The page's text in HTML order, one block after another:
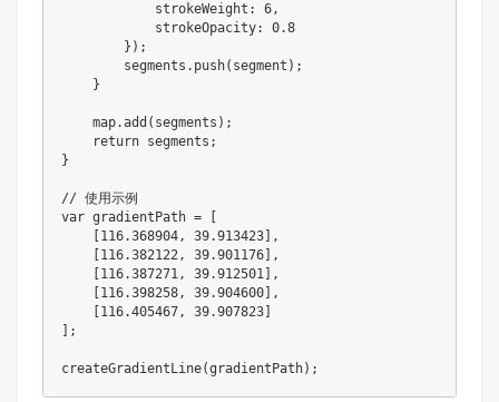
            strokeWeight
: 6,
            strokeOpacity
:
0.8
} ) ;
        segments
. push( segment ) ;
}
    map
.add ( segments ) ;
return segments ;
}
// 使用示例
var gradientPath =
116.368904, 39.913423
,
116.382122, 39.901176
,
116.387271, 39.912501
,
116.398258, 39.904600
,
116.405467, 39.907823
;
createGradientLine(gradientPath) ;